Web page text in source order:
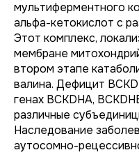
мультиферментного
альфа-кетокислот с
Этот комплекс,
мембране
втором этапе
валина. Дефицит
генах BCKDHA,
различные
Наследование
аутосомно-